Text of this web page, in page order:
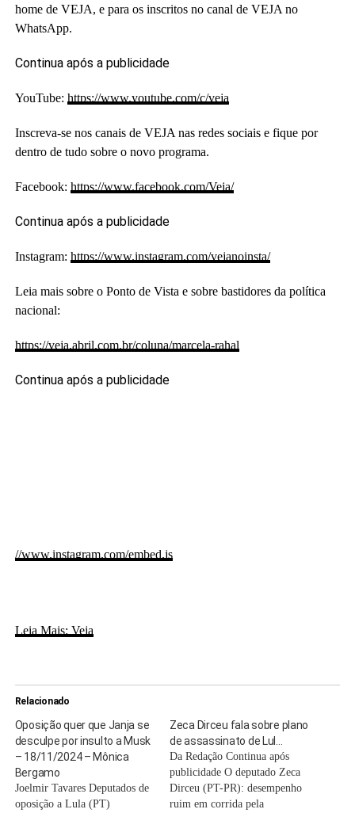
home de VEJA, e para os inscritos no canal de VEJA no
WhatsApp.
Continua após a publicidade
YouTube: https://www.youtube.com/c/veja
Inscreva-se nos canais de VEJA nas redes sociais e fique por
dentro de tudo sobre o novo programa.
Facebook: https://www.facebook.com/Veja/
Continua após a publicidade
Instagram: https://www.instagram.com/vejanoinsta/
Leia mais sobre o Ponto de Vista e sobre bastidores da política
nacional:
https://veja.abril.com.br/coluna/marcela-rahal
Continua após a publicidade
//www.instagram.com/embed.js
Leia Mais: Veja
Relacionado
Oposição quer que Janja se
desculpe por insulto a Musk
– 18/11/2024 – Mônica
Bergamo
Joelmir Tavares Deputados de
oposição a Lula (PT)
Zeca Dirceu fala sobre plano
de assassinato de Lul…
Da Redação Continua após
publicidade O deputado Zeca
Dirceu (PT-PR): desempenho
ruim em corrida pela